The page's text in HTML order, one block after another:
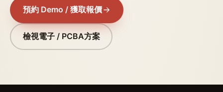
預約 Demo / 獲取報價
檢視電子 / PCBA方案